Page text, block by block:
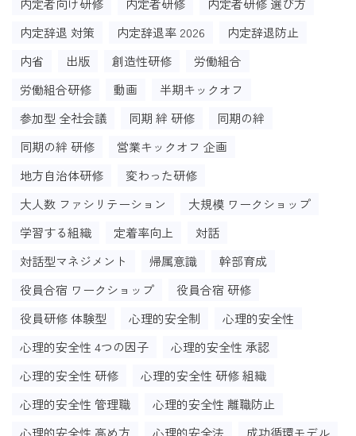
内定者向け研修 内定者研修
内定者研修 選び方
内定辞退 対策
内定辞退率 2026
内定辞退防止
内省
出版 創造性研修
労働組合
労働組合研修
動画
半期キックオフ
参加型 全社会議
同期 絆 研修
同期の絆
同期の絆 研修
営業キックオフ 企画
地方自治体研修
変わった研修
大人数 ファシリテーション
大規模 ワークショップ
学習する組織
定着率向上
対話
対話型マネジメント
帰属意識
幹部育成
役員合宿 ワークショップ
役員合宿 研修
役員研修 体験型
心理的安全制
心理的安全性
心理的安全性 4つの因子
心理的安全性 承認
心理的安全性 研修
心理的安全性 研修 組織
心理的安全性 管理職
心理的安全性 離職防止
心理的安全性 高め方
心理的安全法
成功循環モデル